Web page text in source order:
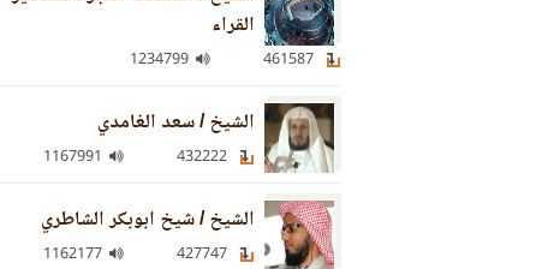
القراء
1234799
الشيخ / سعد الغامدي
الشيخ / شيخ ابوبكر الشاطري
1162177